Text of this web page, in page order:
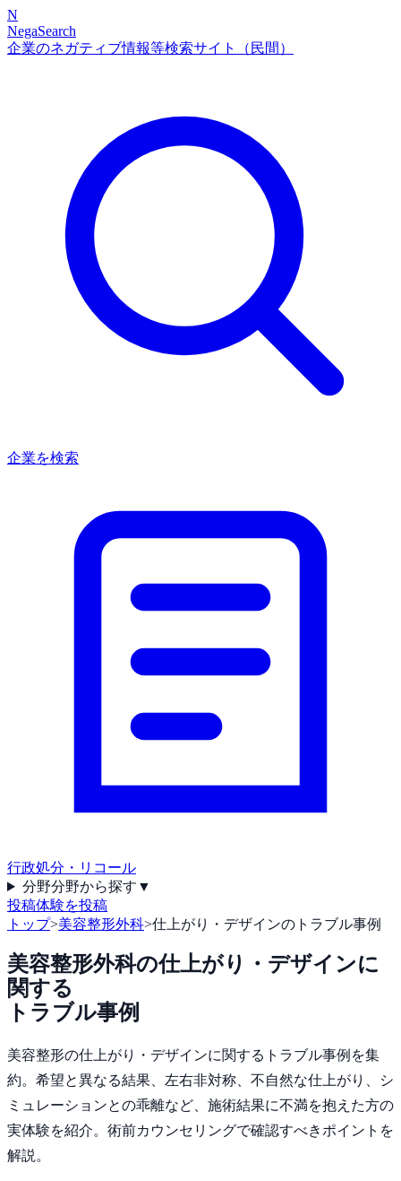
N
NegaSearch
企業のネガティブ情報等検索サイト（民間）
企業を検索
行政処分・リコール
分野分野から探す ▼
投稿体験を投稿
トップ>美容整形外科>仕上がり・デザインのトラブル事例
美容整形外科の仕上がり・デザインに
関する
トラブル事例
美容整形の仕上がり・デザインに関するトラブル事例を集
約。希望と異なる結果、左右非対称、不自然な仕上がり、シ
ミュレーションとの乖離など、施術結果に不満を抱えた方の
実体験を紹介。術前カウンセリングで確認すべきポイントを
解説。